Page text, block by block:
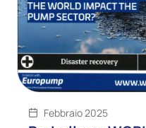
Febbraio 2025